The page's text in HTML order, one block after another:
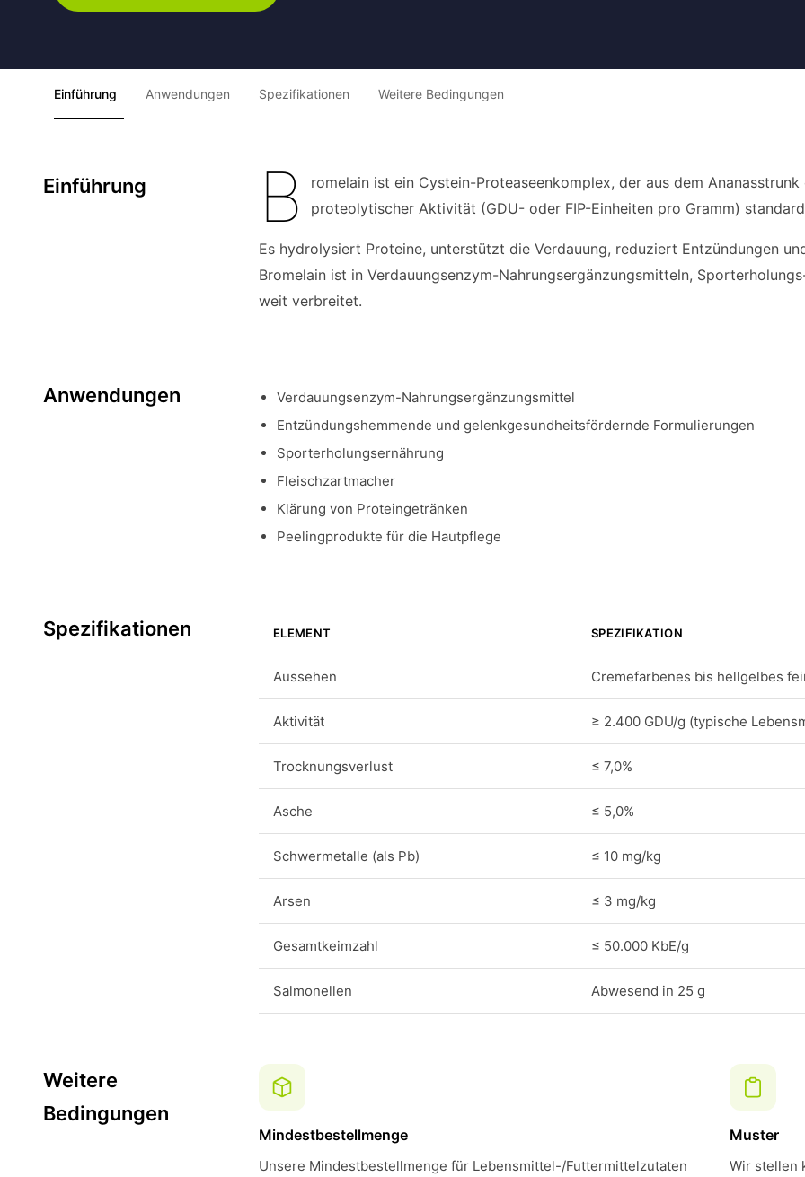
Einführung Anwendungen Spezifikationen Weitere Bedingungen
Einführung B
romelain ist ein Cystein-Proteaseenkomplex, der aus dem
proteolytischer Aktivität (GDU- oder FIP-Einheiten pro Gramm)
Es hydrolysiert Proteine, unterstützt die Verdauung, reduziert Entzündungen
Bromelain ist in Verdauungsenzym-Nahrungsergänzungsmitteln,
weit verbreitet.
Anwendungen
Verdauungsenzym-Nahrungsergänzungsmittel
Entzündungshemmende und gelenkgesundheitsfördernde Formulierungen
Sporterholungsernährung
Fleischzartmacher
Klärung von Proteingetränken
Peelingprodukte für die Hautpflege
Spezifikationen ELEMENT SPEZIFIKATION
Aussehen Cremefarbenes bis hellgelbes
Aktivität ≥ 2.400 GDU/g (typische
Trocknungsverlust ≤ 7,0%
Asche ≤ 5,0%
Schwermetalle (als Pb) ≤ 10 mg/kg
Arsen ≤ 3 mg/kg
Gesamtkeimzahl ≤ 50.000 KbE/g
Salmonellen Abwesend in 25 g
Weitere
Bedingungen
Mindestbestellmenge
Unsere Mindestbestellmenge für Lebensmittel-/Futtermittelzutaten
Muster
Wir stellen